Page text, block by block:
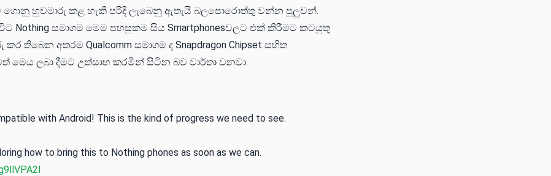
ගොනු හුවමාරු කළ හැකි පරිදි ලැබෙනු ඇතැයි බලපොරොත්තු වන්න පුලුවන්.
Nothing සමාගම මෙම පහසුකම සිය Smartphonesවලට එක් කිරීමට කටයුතු
තිබෙන අතරම Qualcomm සමාගම ද Snapdragon Chipset සහිත
මෙය ලබා දීමට උත්සාහ කරමින් සිටින බව වාර්තා වනවා.
with Android! This is the kind of progress we need to see.
how to bring this to Nothing phones as soon as we can.